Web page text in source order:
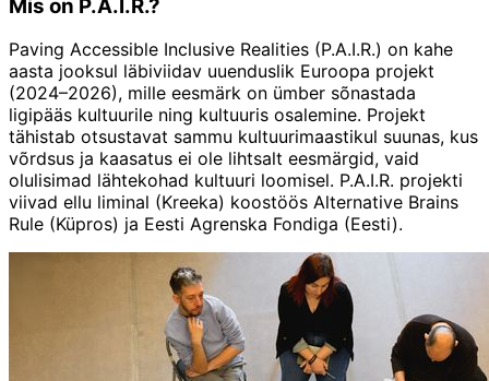
Mis on P.A.I.R.?
Paving Accessible Inclusive Realities (P.A.I.R.) on kahe
aasta jooksul läbiviidav uuenduslik Euroopa projekt
(2024–2026), mille eesmärk on ümber sõnastada
ligipääs kultuurile ning kultuuris osalemine. Projekt
tähistab otsustavat sammu kultuurimaastikul suunas, kus
võrdsus ja kaasatus ei ole lihtsalt eesmärgid, vaid
olulisimad lähtekohad kultuuri loomisel. P.A.I.R. projekti
viivad ellu liminal (Kreeka) koostöös Alternative Brains
Rule (Küpros) ja Eesti Agrenska Fondiga (Eesti).